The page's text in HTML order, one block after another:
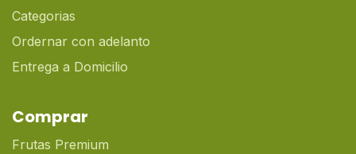
Categorias
Ordernar con adelanto
Entrega a Domicilio
Comprar
Frutas Premium